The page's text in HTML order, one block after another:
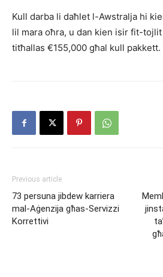
Kull darba li daħlet l-Awstralja hi
lil mara oħra, u dan kien isir fit-
titħallas €155,000 għal kull pakkett.
Previous article
73 persuna jibdew karriera
mal-Aġenzija għas-Servizzi
Korrettivi